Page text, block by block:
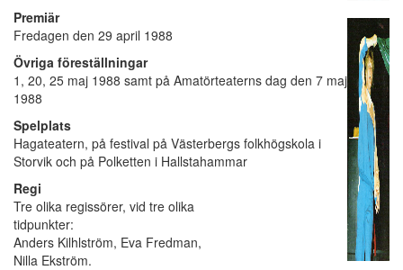
Premiär
Fredagen den 29 april 1988
Övriga föreställningar
1, 20, 25 maj 1988 samt på Amatörteaterns dag den 7 maj
1988
Spelplats
Hagateatern, på festival på Västerbergs folkhögskola i
Storvik och på Polketten i Hallstahammar
Regi
Tre olika regissörer, vid tre olika
tidpunkter:
Anders Kilhlström, Eva Fredman,
Nilla Ekström.